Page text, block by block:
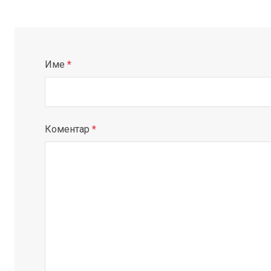
Име *
Коментар *